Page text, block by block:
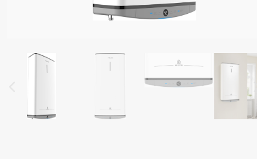
OHŘÍVAČE VODY